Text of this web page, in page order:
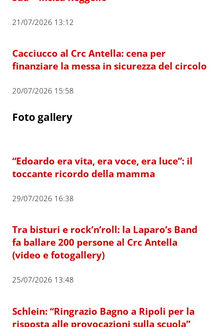
21/07/2026 13:12
Cacciucco al Crc Antella: cena per
finanziare la messa in sicurezza del circolo
20/07/2026 15:58
Foto gallery
“Edoardo era vita, era voce, era luce”: il
toccante ricordo della mamma
29/07/2026 16:38
Tra bisturi e rock’n’roll: la Laparo’s Band
fa ballare 200 persone al Crc Antella
(video e fotogallery)
25/07/2026 13:48
Schlein: “Ringrazio Bagno a Ripoli per la
risposta alle provocazioni sulla scuola”